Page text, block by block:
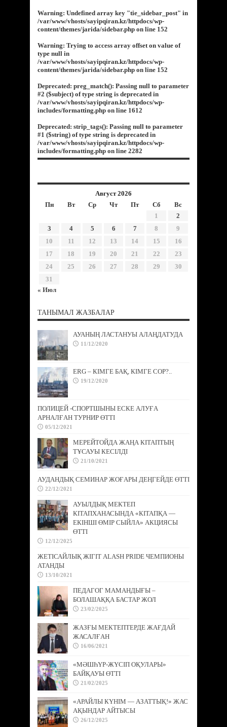
Warning: Undefined array key "tie_sidebar_post" in
/var/www/vhosts/sayipqiran.kz/httpdocs/wp-
content/themes/jarida/sidebar.php on line 152
Warning: Trying to access array offset on value of
type null in
/var/www/vhosts/sayipqiran.kz/httpdocs/wp-
content/themes/jarida/sidebar.php on line 152
Deprecated: preg_match(): Passing null to parameter
#2 ($subject) of type string is deprecated in
/var/www/vhosts/sayipqiran.kz/httpdocs/wp-
includes/formatting.php on line 1612
Deprecated: strip_tags(): Passing null to parameter
#1 ($string) of type string is deprecated in
/var/www/vhosts/sayipqiran.kz/httpdocs/wp-
includes/formatting.php on line 2282
Август 2026
Пн
Вт Ср Чт Пт Сб
Вс
1
2
3
4 5 6 7 8
9
10
11 12 13 14 15
16
17
18 19 20 21 22
23
24
25 26 27 28 29
30
31
« Июл
ТАНЫМАЛ ЖАЗБАЛАР
АУАНЫҢ ЛАСТАНУЫ АЛАҢДАТУДА
11/12/2020
ERG – КІМГЕ БАҚ, КІМГЕ СОР?..
19/12/2020
ПОЛИЦЕЙ -СПОРТШЫНЫ ЕСКЕ АЛУҒА
АРНАЛҒАН ТУРНИР ӨТТІ
05/12/2021
МЕРЕЙТОЙДА ЖАҢА КІТАПТЫҢ
ТҰСАУЫ КЕСІЛДІ
21/10/2021
АУДАНДЫҚ СЕМИНАР ЖОҒАРЫ ДЕҢГЕЙДЕ ӨТТІ
22/12/2021
АУЫЛДЫҚ МЕКТЕП
КІТАПХАНАСЫНДА «КІТАПҚА —
ЕКІНШІ ӨМІР СЫЙЛА» АКЦИЯСЫ
ӨТТІ
12/12/2025
ЖЕТІСАЙЛЫҚ ЖІГІТ ALASH PRIDE ЧЕМПИОНЫ
АТАНДЫ
13/10/2021
ПЕДАГОГ МАМАНДЫҒЫ –
БОЛАШАҚҚА БАСТАР ЖОЛ
23/02/2025
ЖАЗҒЫ МЕКТЕПТЕРДЕ ЖАҒДАЙ
ЖАСАЛҒАН
16/06/2021
«МӘШҺҮР-ЖҮСІП ОҚУЛАРЫ»
БАЙҚАУЫ ӨТТІ
21/02/2025
«АРАЙЛЫ КҮНІМ — АЗАТТЫҚ!» ЖАС
АҚЫНДАР АЙТЫСЫ
26/12/2025